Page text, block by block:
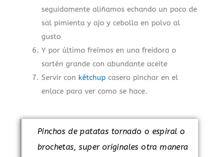
seguidamente aliñamos echando un poco de
sal pimienta y ajo y cebolla en polvo al
gusto
Y por último freímos en una freidora o
sartén grande con abundante aceite
Servir con kétchup casero pinchar en el
enlace para ver como se hace.
Pinchos de patatas tornado o espiral o
brochetas, super originales otra manera